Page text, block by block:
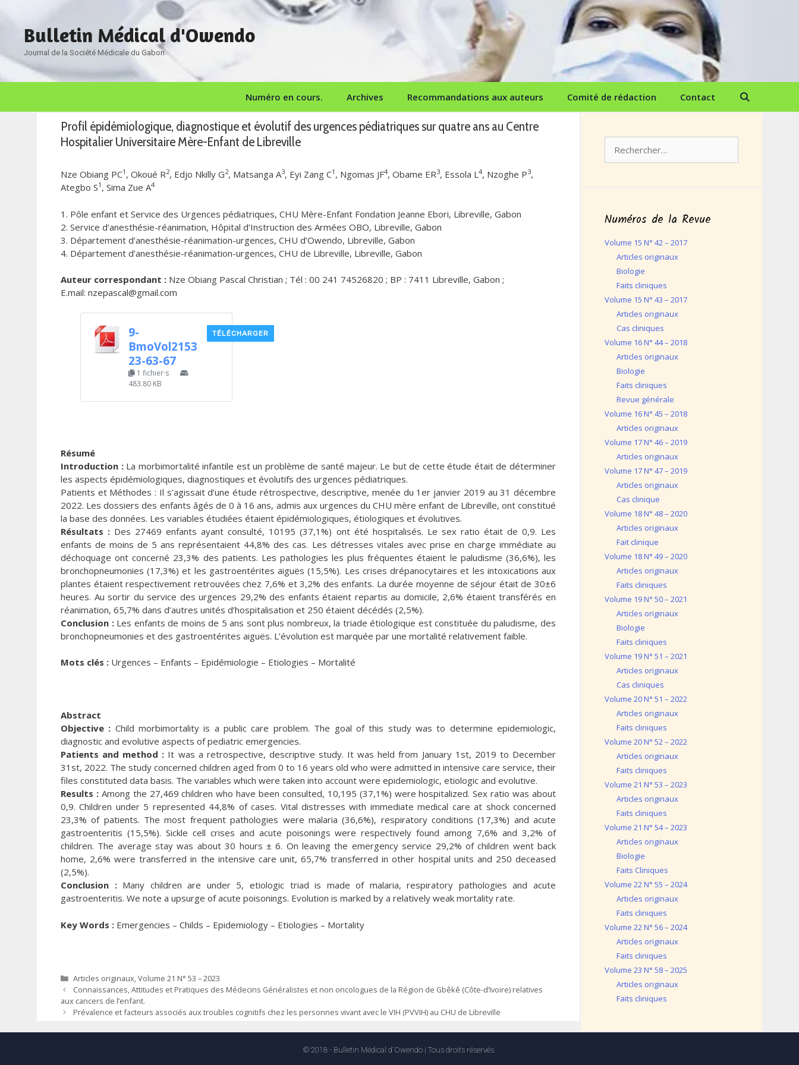
contenuBulletin Médical d'Owendo
Journal de la Société Médicale du Gabon
Numéro en cours. Archives Recommandations aux auteurs Comité de rédaction Contact
Profil épidémiologique, diagnostique et évolutif des urgences pédiatriques sur quatre ans au Centre
Hospitalier Universitaire Mère-Enfant de Libreville
Nze Obiang PC1 , Okoué R2, Edjo Nkilly G2, Matsanga A3, Eyi Zang C1 , Ngomas JF4, Obame ER3, Essola L4, Nzoghe P3,
Ategbo S1 , Sima Zue A4
1. Pôle enfant et Service des Urgences pédiatriques, CHU Mère-Enfant Fondation Jeanne Ebori, Libreville, Gabon
2. Service d’anesthésie-réanimation, Hôpital d’Instruction des Armées OBO, Libreville, Gabon
3. Département d’anesthésie-réanimation-urgences, CHU d’Owendo, Libreville, Gabon
4. Département d’anesthésie-réanimation-urgences, CHU de Libreville, Libreville, Gabon
Auteur correspondant : Nze Obiang Pascal Christian ; Tél : 00 241 74526820 ; BP : 7411 Libreville, Gabon ;
E.mail: nzepascal@gmail.com
9-
BmoVol2153
23-63-67
1 fichier·s
483.80 KB
TÉLÉCHARGER
Résumé
Introduction :La morbimortalité infantile est un problème de santé majeur. Le but de cette étude était de déterminer
les aspects épidémiologiques, diagnostiques et évolutifs des urgences pédiatriques.
Patients et Méthodes : Il s’agissait d’une étude rétrospective, descriptive, menée du 1er janvier 2019 au 31 décembre
2022. Les dossiers des enfants âgés de 0 à 16 ans, admis aux urgences du CHU mère enfant de Libreville, ont constitué
la base des données. Les variables étudiées étaient épidémiologiques, étiologiques et évolutives.
Résultats : Des 27469 enfants ayant consulté, 10195 (37,1%) ont été hospitalisés. Le sex ratio était de 0,9. Les
enfants de moins de 5 ans représentaient 44,8% des cas. Les détresses vitales avec prise en charge immédiate au
déchoquage ont concerné 23,3% des patients. Les pathologies les plus fréquentes étaient le paludisme (36,6%), les
bronchopneumonies (17,3%) et les gastroentérites aiguës (15,5%). Les crises drépanocytaires et les intoxications aux
plantes étaient respectivement retrouvées chez 7,6% et 3,2% des enfants. La durée moyenne de séjour était de 30±6
heures. Au sortir du service des urgences 29,2% des enfants étaient repartis au domicile, 2,6% étaient transférés en
réanimation, 65,7% dans d’autres unités d’hospitalisation et 250 étaient décédés (2,5%).
Conclusion :Les enfants de moins de 5 ans sont plus nombreux, la triade étiologique est constituée du paludisme, des
bronchopneumonies et des gastroentérites aiguës. L’évolution est marquée par une mortalité relativement faible.
Mots clés : Urgences – Enfants – Epidémiologie – Etiologies – Mortalité
Abstract
Objective : Child morbimortality is a public care problem. The goal of this study was to determine epidemiologic,
diagnostic and evolutive aspects of pediatric emergencies.
Patients and method : It was a retrospective, descriptive study. It was held from January 1st, 2019 to December
31st, 2022. The study concerned children aged from 0 to 16 years old who were admitted in intensive care service, their
files constituted data basis. The variables which were taken into account were epidemiologic, etiologic and evolutive.
Results :Among the 27,469 children who have been consulted, 10,195 (37,1%) were hospitalized. Sex ratio was about
0,9. Children under 5 represented 44,8% of cases. Vital distresses with immediate medical care at shock concerned
23,3% of patients. The most frequent pathologies were malaria (36,6%), respiratory conditions (17,3%) and acute
gastroenteritis (15,5%). Sickle cell crises and acute poisonings were respectively found among 7,6% and 3,2% of
children. The average stay was about 30 hours ± 6. On leaving the emergency service 29,2% of children went back
home, 2,6% were transferred in the intensive care unit, 65,7% transferred in other hospital units and 250 deceased
(2,5%).
Conclusion :Many children are under 5, etiologic triad is made of malaria, respiratory pathologies and acute
gastroenteritis. We note a upsurge of acute poisonings. Evolution is marked by a relatively weak mortality rate.
Key Words : Emergencies – Childs – Epidemiology – Etiologies – Mortality
Catégories
Articles originaux Volume 21 N° 53 – 2023
Connaissances, Attitudes et Pratiques des Médecins Généralistes et non oncologues de la Région de Gbêkê (Côte-d’Ivoire) relatives
aux cancers de l’enfant.
Prévalence et facteurs associés aux troubles cognitifs chez les personnes vivant avec le VIH (PVVIH) au CHU de Libreville
Numéros de la Revue
Volume 15 N° 42 – 2017
Articles originaux
Biologie
Faits cliniques
Volume 15 N° 43 – 2017
Articles originaux
Cas cliniques
Volume 16 N° 44 – 2018
Articles originaux
Biologie
Faits cliniques
Revue générale
Volume 16 N° 45 – 2018
Articles originaux
Volume 17 N° 46 – 2019
Articles originaux
Volume 17 N° 47 – 2019
Articles originaux
Cas clinique
Volume 18 N° 48 – 2020
Articles originaux
Fait clinique
Volume 18 N° 49 – 2020
Articles originaux
Faits cliniques
Volume 19 N° 50 – 2021
Articles originaux
Biologie
Faits cliniques
Volume 19 N° 51 – 2021
Articles originaux
Cas cliniques
Volume 20 N° 51 – 2022
Articles originaux
Faits cliniques
Volume 20 N° 52 – 2022
Articles originaux
Faits cliniques
Volume 21 N° 53 – 2023
Articles originaux
Faits cliniques
Volume 21 N° 54 – 2023
Articles originaux
Biologie
Faits Cliniques
Volume 22 N° 55 – 2024
Articles originaux
Faits cliniques
Volume 22 N° 56 – 2024
Articles originaux
Faits cliniques
Volume 23 N° 58 – 2025
Articles originaux
Faits cliniques
© 2018 - Bulletin Médical d'Owendo | Tous droits réservés.